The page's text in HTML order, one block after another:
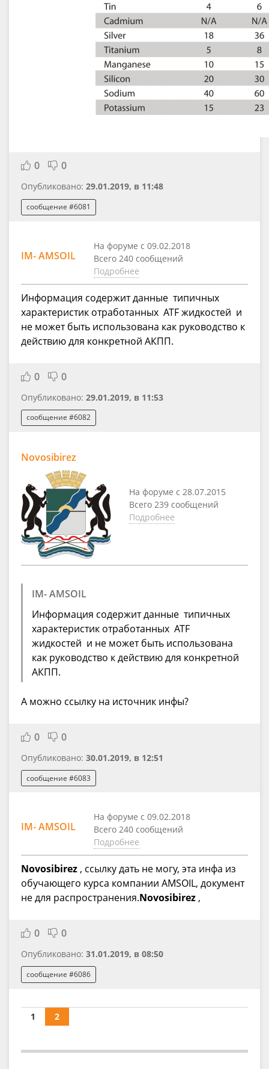
0 0
Опубликовано: 29.01.2019, в 11:48
сообщение #6081
IM- AMSOIL
На форуме с 09.02.2018
Всего 240 сообщений
Подробнее
Информация содержит данные типичных
характеристик отработанных ATF жидкостей и
не может быть использована как руководство к
действию для конкретной АКПП.
0 0
Опубликовано: 29.01.2019, в 11:53
сообщение #6082
Novosibirez
На форуме с 28.07.2015
Всего 239 сообщений
Подробнее
IM- AMSOIL
Информация содержит данные типичных
характеристик отработанных ATF
жидкостей и не может быть использована
как руководство к действию для конкретной
АКПП.
А можно ссылку на источник инфы?
0 0
Опубликовано: 30.01.2019, в 12:51
сообщение #6083
IM- AMSOIL
На форуме с 09.02.2018
Всего 240 сообщений
Подробнее
Novosibirez , ссылку дать не могу, эта инфа из
обучающего курса компании AMSOIL, документ
не для распространения.Novosibirez ,
0 0
Опубликовано: 31.01.2019, в 08:50
сообщение #6086
1 2